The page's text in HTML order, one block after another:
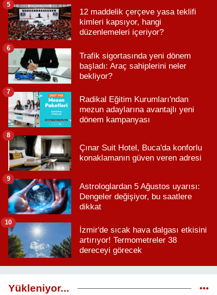
12 maddelik çerçeve yasa teklifi
kimleri kapsıyor, hangi
düzenlemeleri içeriyor?
5
Trafik sigortasında yeni dönem
başladı: Araç sahiplerini neler
bekliyor?
6
Radikal Eğitim Kurumları'ndan
mezun adaylarına avantajlı yeni
dönem kampanyası
7
Çınar Suit Hotel, Buca'da konforlu
konaklamanın güven veren adresi
8
Astrologlardan 5 Ağustos uyarısı:
Dengeler değişiyor, bu saatlere
dikkat
9
İzmir'de sıcak hava dalgası etkisini
artırıyor! Termometreler 38
dereceyi görecek
10
Yükleniyor...